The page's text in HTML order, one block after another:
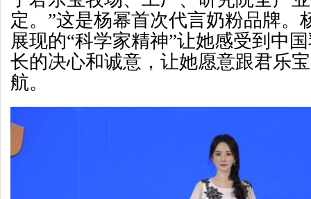
定。”这是杨幂首次代言奶粉品牌。
展现的“科学家精神”让她感受到中
长的决心和诚意，让她愿意跟君乐
航。